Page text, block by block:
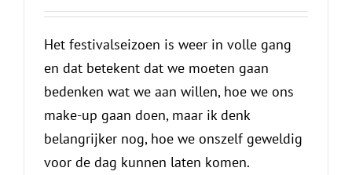
Het festivalseizoen is weer in volle gang
en dat betekent dat we moeten gaan
bedenken wat we aan willen, hoe we ons
make-up gaan doen, maar ik denk
belangrijker nog, hoe we onszelf geweldig
voor de dag kunnen laten komen.